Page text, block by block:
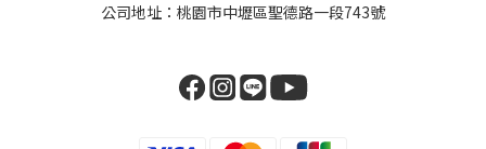
公司地址：桃園市中壢區聖德路一段743號